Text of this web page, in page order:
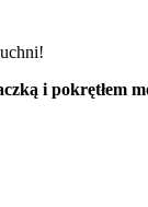
i pokrętłem